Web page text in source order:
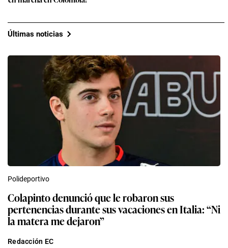
Últimas noticias
Polideportivo
Colapinto denunció que le robaron sus
pertenencias durante sus vacaciones en Italia: “Ni
la matera me dejaron”
Redacción EC